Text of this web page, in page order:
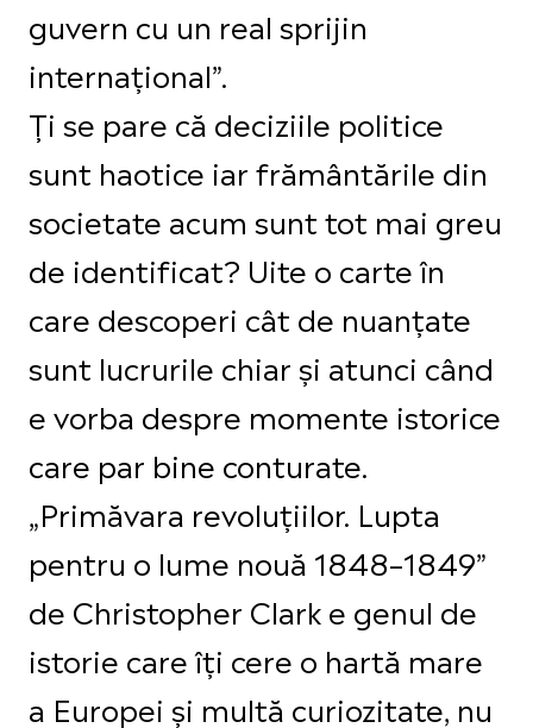
guvern cu un real sprijin
internațional”.
Ți se pare că deciziile politice
sunt haotice iar frământările din
societate acum sunt tot mai greu
de identificat? Uite o carte în
care descoperi cât de nuanțate
sunt lucrurile chiar și atunci când
e vorba despre momente istorice
care par bine conturate.
„Primăvara revoluțiilor. Lupta
pentru o lume nouă 1848–1849”
de Christopher Clark e genul de
istorie care îți cere o hartă mare
a Europei și multă curiozitate, nu